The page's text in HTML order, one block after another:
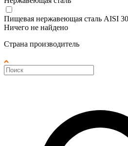
Пищевая нержавеющая сталь AISI
Ничего не найдено
Страна производитель